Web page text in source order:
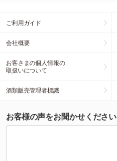
ご利用ガイド
会社概要
お客さまの個人情報の
取扱いについて
酒類販売管理者標識
お客様の声をお聞かせください